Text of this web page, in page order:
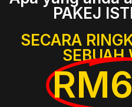
PAKEJ
SECARA
SEBUAH